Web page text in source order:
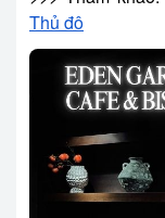
Thủ đô